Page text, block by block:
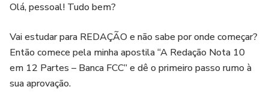
Olá, pessoal! Tudo bem?
Vai estudar para REDAÇÃO e não sabe por onde começar?
Então comece pela minha apostila “A Redação Nota 10
em 12 Partes – Banca FCC” e dê o primeiro passo rumo à
sua aprovação.